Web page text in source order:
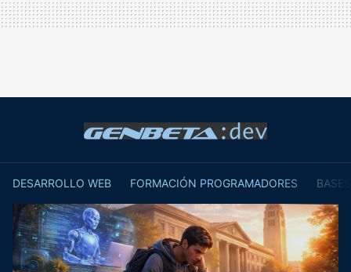
DESARROLLO WEB FORMACIÓN PROGRAMADORES